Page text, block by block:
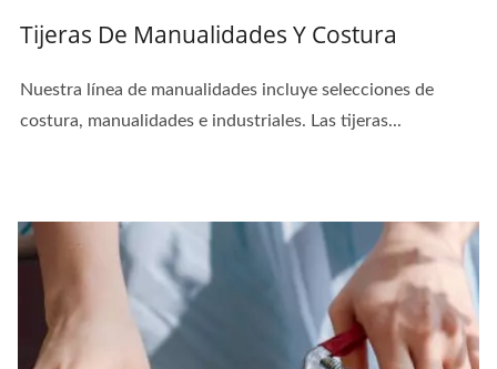
Tijeras De Manualidades Y Costura
Nuestra línea de manualidades incluye selecciones de
costura, manualidades e industriales. Las tijeras...